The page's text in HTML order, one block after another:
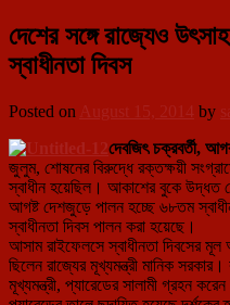
দেশের সঙ্গে রাজ্যেও
স্বাধীনতা দিবস
Posted on August 15, 2014 by
দেবজিৎ চক্রবর্তী,
জুলুম, শোষনের বিরুদ্ধে রক্তক্ষয়ী
স্বাধীন হয়েছিল। আকাশের বুকে উদ্ধত
আগষ্ট দেশজুড়ে পালন হচ্ছে ৬৮তম
স্বাধীনতা দিবস পালন করা হয়েছে।
আসাম রাইফেলসে স্বাধীনতা দিবসের মূল
ছিলেন রাজ্যের মূখ্যমন্ত্রী মানিক
মূখ্যমন্ত্রী, প্যারেডের সালামী গ্রহন